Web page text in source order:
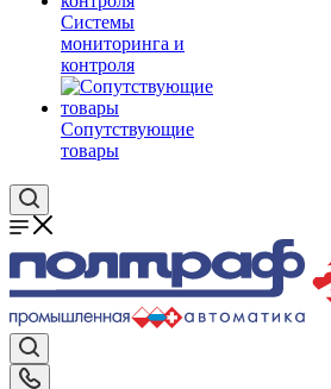
Системы
мониторинга и
контроля
Сопутствующие
товары